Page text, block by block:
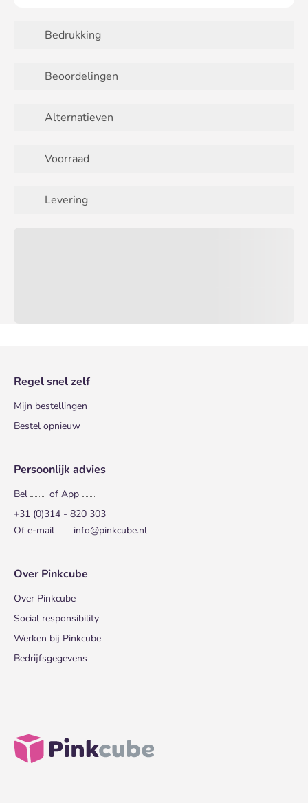
Bedrukking
Beoordelingen
Alternatieven
Voorraad
Levering
Regel snel zelf
Mijn bestellingen
Bestel opnieuw
Persoonlijk advies
Bel
of App
+31 (0)314 - 820 303
Of e-mail
info@pinkcube.nl
Over Pinkcube
Over Pinkcube
Social responsibility
Werken bij Pinkcube
Bedrijfsgegevens